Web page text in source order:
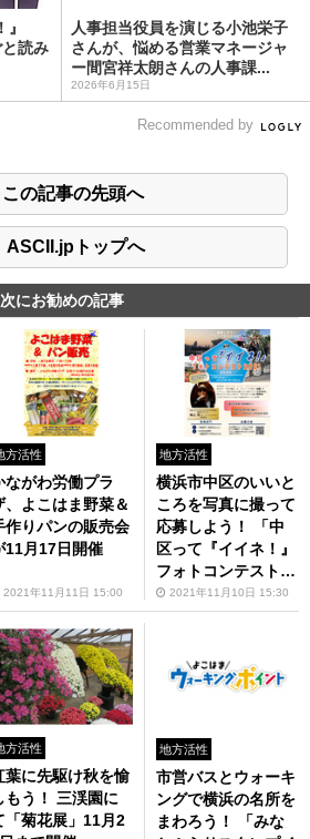
と読み
人事担当役員を演じる小池栄子
さんが、悩める営業マネージャ
ー間宮祥太朗さんの人事課...
2026年6月15日
Recommended by
この記事の先頭へ
ASCII.jpトップへ
次にお勧めの記事
方活性
ながわ労働プラ
、よこはま野菜＆
作りパンの販売会
11月17日開催
2021年11月11日 15:00
地方活性
横浜市中区のいいと
ころを写真に撮って
応募しよう！ 「中
区って『イイネ！』
フォトコンテスト20
21」2022年1月14日
まで開催中
2021年11月10日 15:30
方活性
葉に先駆け秋を愉
もう！ 三渓園に
「菊花展」11月2
地方活性
市営バスとウォーキ
ングで横浜の名所を
まわろう！ 「みな